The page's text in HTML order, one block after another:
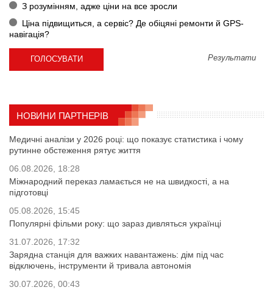
З розумінням, адже ціни на все зросли
Ціна підвищиться, а сервіс? Де обіцяні ремонти й GPS-
навігація?
Результати
НОВИНИ ПАРТНЕРІВ
Медичні аналізи у 2026 році: що показує статистика і чому
рутинне обстеження рятує життя
06.08.2026, 18:28
Міжнародний переказ ламається не на швидкості, а на
підготовці
05.08.2026, 15:45
Популярні фільми року: що зараз дивляться українці
31.07.2026, 17:32
Зарядна станція для важких навантажень: дім під час
відключень, інструменти й тривала автономія
30.07.2026, 00:43